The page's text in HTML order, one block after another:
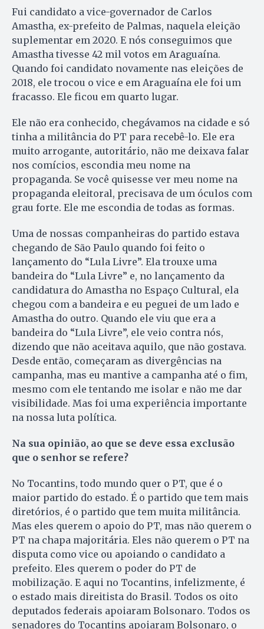
Fui candidato a vice-governador de Carlos
Amastha, ex-prefeito de Palmas, naquela eleição
suplementar em 2020. E nós conseguimos que
Amastha tivesse 42 mil votos em Araguaína.
Quando foi candidato novamente nas eleições de
2018, ele trocou o vice e em Araguaína ele foi um
fracasso. Ele ficou em quarto lugar.
Ele não era conhecido, chegávamos na cidade e só
tinha a militância do PT para recebê-lo. Ele era
muito arrogante, autoritário, não me deixava falar
nos comícios, escondia meu nome na
propaganda. Se você quisesse ver meu nome na
propaganda eleitoral, precisava de um óculos com
grau forte. Ele me escondia de todas as formas.
Uma de nossas companheiras do partido estava
chegando de São Paulo quando foi feito o
lançamento do “Lula Livre”. Ela trouxe uma
bandeira do “Lula Livre” e, no lançamento da
candidatura do Amastha no Espaço Cultural, ela
chegou com a bandeira e eu peguei de um lado e
Amastha do outro. Quando ele viu que era a
bandeira do “Lula Livre”, ele veio contra nós,
dizendo que não aceitava aquilo, que não gostava.
Desde então, começaram as divergências na
campanha, mas eu mantive a campanha até o fim,
mesmo com ele tentando me isolar e não me dar
visibilidade. Mas foi uma experiência importante
na nossa luta política.
Na sua opinião, ao que se deve essa exclusão
que o senhor se refere?
No Tocantins, todo mundo quer o PT, que é o
maior partido do estado. É o partido que tem mais
diretórios, é o partido que tem muita militância.
Mas eles querem o apoio do PT, mas não querem o
PT na chapa majoritária. Eles não querem o PT na
disputa como vice ou apoiando o candidato a
prefeito. Eles querem o poder do PT de
mobilização. E aqui no Tocantins, infelizmente, é
o estado mais direitista do Brasil. Todos os oito
deputados federais apoiaram Bolsonaro. Todos os
senadores do Tocantins apoiaram Bolsonaro, o